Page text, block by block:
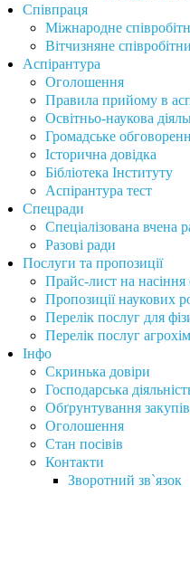
Співпраця
Міжнародне
Вітчизняне
Аспірантура
Оголошення
Правила прийому в
Освітньо-наукова
Громадське
Історична довідка
Бібліотека Інституту
Аспірантура тест
Спецради
Спеціалізована вчена
Разові ради
Послуги та пропозиції
Прайс-лист на насіння
Пропозиції наукових
Перелік послуг для
Перелік послуг
Інфо
Скринька довіри
Господарська
Обґрунтування
Оголошення
Стан посівів
Контакти
Зворотний зв`язок